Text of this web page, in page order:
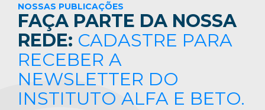
NOSSAS PUBLICAÇÕES
FAÇA PARTE DA NOSSA
REDE: CADASTRE PARA
RECEBER A
NEWSLETTER DO
INSTITUTO ALFA E BETO.